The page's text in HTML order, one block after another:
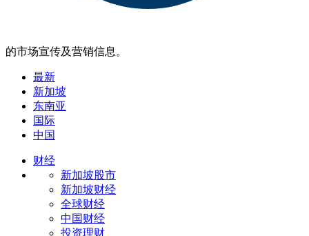
的市场宣传及营销信息。
最新
新加坡
东南亚
国际
中国
财经
新加坡股市
新加坡财经
全球财经
中国财经
投资理财